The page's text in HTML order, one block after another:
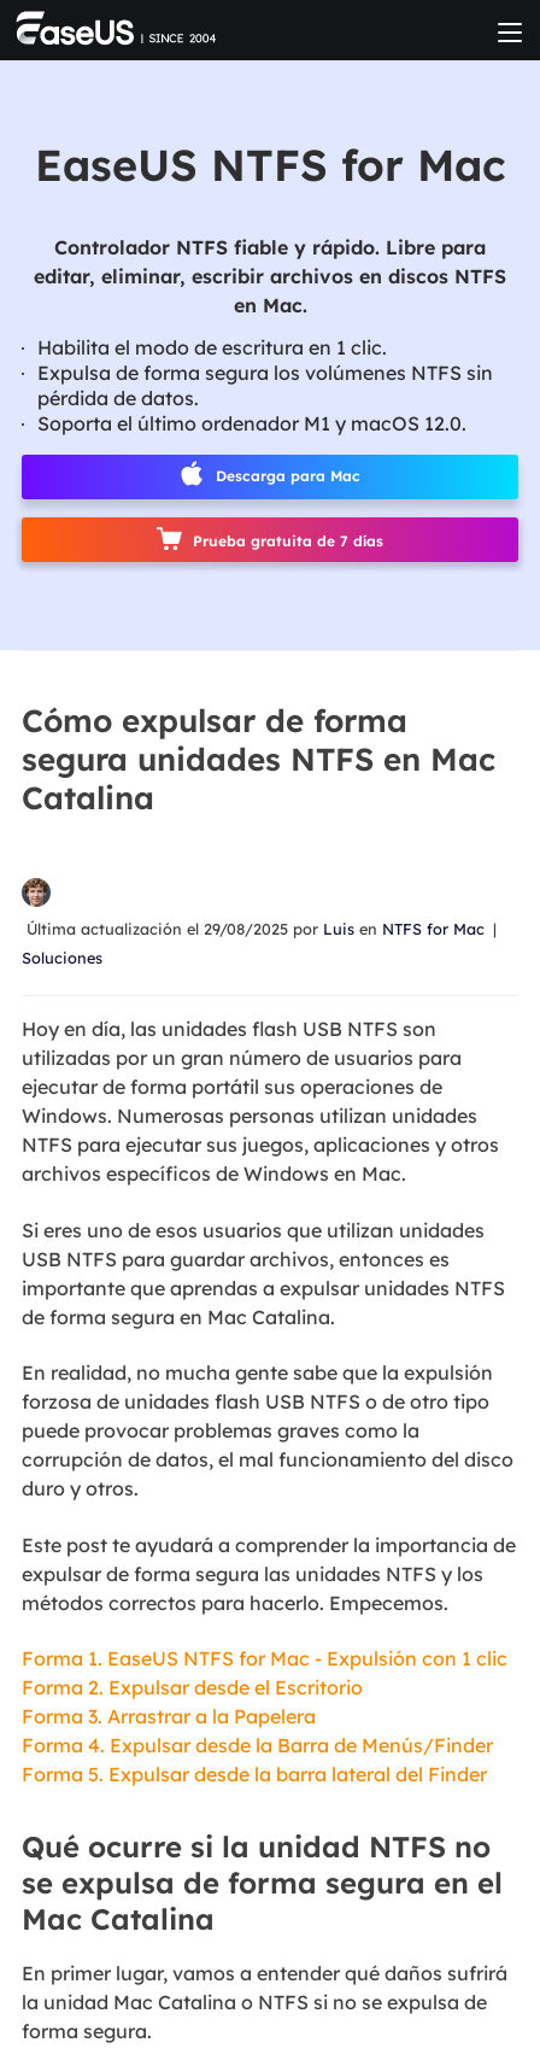
EaseUS NTFS for Mac
Controlador NTFS fiable y rápido. Libre para
editar, eliminar, escribir archivos en discos NTFS
en Mac.
Habilita el modo de escritura en 1 clic.
Expulsa de forma segura los volúmenes NTFS sin
pérdida de datos.
Soporta el último ordenador M1 y macOS 12.0.
Descarga para Mac
Prueba gratuita de 7 días
Cómo expulsar de forma
segura unidades NTFS en Mac
Catalina
Última actualización el 29/08/2025 por Luisen NTFS for Mac |
Soluciones
Hoy en día, las unidades flash USB NTFS son
utilizadas por un gran número de usuarios para
ejecutar de forma portátil sus operaciones de
Windows. Numerosas personas utilizan unidades
NTFS para ejecutar sus juegos, aplicaciones y otros
archivos específicos de Windows en Mac.
Si eres uno de esos usuarios que utilizan unidades
USB NTFS para guardar archivos, entonces es
importante que aprendas a expulsar unidades NTFS
de forma segura en Mac Catalina.
En realidad, no mucha gente sabe que la expulsión
forzosa de unidades flash USB NTFS o de otro tipo
puede provocar problemas graves como la
corrupción de datos, el mal funcionamiento del disco
duro y otros.
Este post te ayudará a comprender la importancia de
expulsar de forma segura las unidades NTFS y los
métodos correctos para hacerlo. Empecemos.
Forma 1. EaseUS NTFS for Mac - Expulsión con 1 clic
Forma 2. Expulsar desde el Escritorio
Forma 3. Arrastrar a la Papelera
Forma 4. Expulsar desde la Barra de Menús/Finder
Forma 5. Expulsar desde la barra lateral del Finder
Qué ocurre si la unidad NTFS no
se expulsa de forma segura en el
Mac Catalina
En primer lugar, vamos a entender qué daños sufrirá
la unidad Mac Catalina o NTFS si no se expulsa de
forma segura.